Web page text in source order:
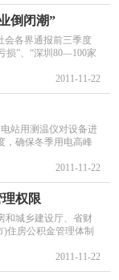
倒闭潮”
会各界通报前三季度
损”、“深圳80—100家
2011-11-22
站用测温仪对设备进
，确保冬季用电高峰
2011-11-22
权限
和城乡建设厅、省财
住房公积金管理体制
2011-11-22